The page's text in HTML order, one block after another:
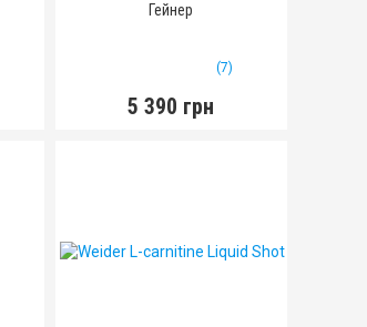
Гейнер
(7)
5 390 грн